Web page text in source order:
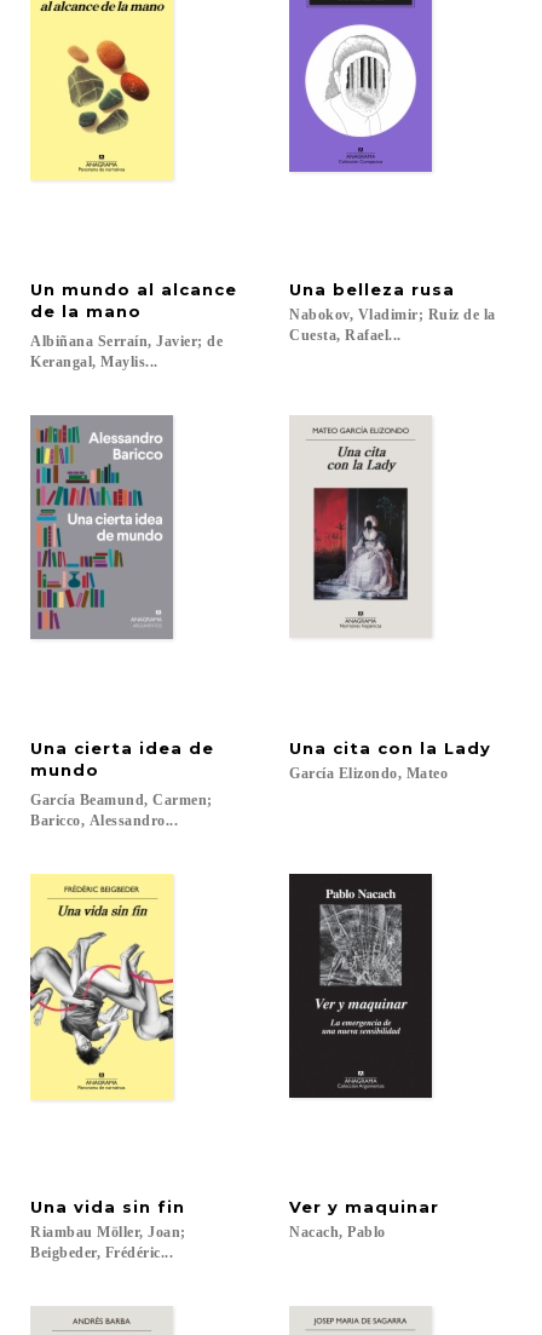
Un mundo al alcance
de la mano
Albiñana Serraín, Javier; de
Kerangal, Maylis...
Una belleza rusa
Nabokov, Vladimir; Ruiz de la
Cuesta, Rafael...
Una cierta idea de
mundo
García Beamund, Carmen;
Baricco, Alessandro...
Una cita con la Lady
García Elizondo, Mateo
Una vida sin fin
Riambau Möller, Joan;
Beigbeder, Frédéric...
Ver y maquinar
Nacach, Pablo